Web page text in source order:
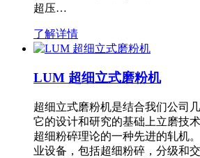
超压…
了解详情
LUM 超细立式磨粉机
超细立式磨粉机是结合我们公司
它的设计和研究的基础上立磨技
超细粉碎理论的一种先进的轧机
业设备，包括超细粉碎，分级和